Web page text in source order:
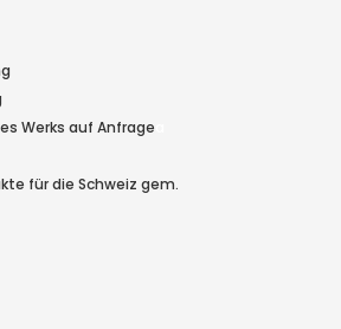
Werks auf Anfrage
für die Schweiz gem.